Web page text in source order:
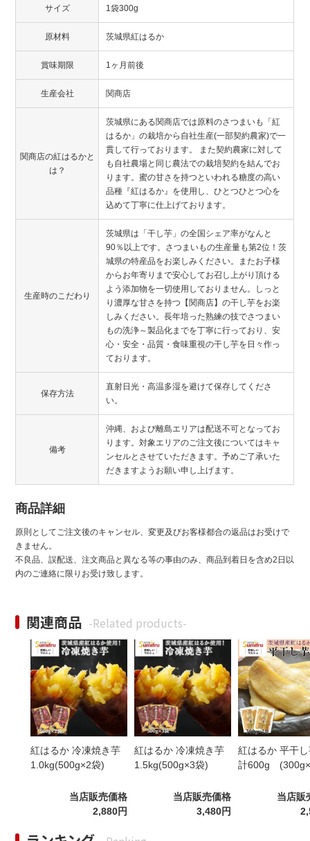
サイズ 1袋300g
原材料 茨城県紅はるか
賞味期限 1ヶ月前後
生産会社 関商店
関商店の紅はるかと
は？
茨城県にある関商店では原料のさつまいも「紅
はるか」の栽培から自社生産(一部契約農家)で一
貫して行っております。 また契約農家に対して
も自社農場と同じ農法での栽培契約を結んでお
ります。蜜の甘さを持つといわれる糖度の高い
品種『紅はるか』を使用し、ひとつひとつ心を
込めて丁寧に仕上げております。
生産時のこだわり
茨城県は「干し芋」の全国シェア率がなんと
90％以上です。さつまいもの生産量も第2位！茨
城県の特産品をお楽しみください。またお子様
からお年寄りまで安心してお召し上がり頂ける
よう添加物を一切使用しておりません。しっと
り濃厚な甘さを持つ【関商店】の干し芋をお楽
しみください。長年培った熟練の技でさつまい
もの洗浄～製品化までを丁寧に行っており、安
心・安全・品質・食味重視の干し芋を日々作っ
ております。
保存方法
直射日光・高温多湿を避けて保存してくださ
い。
備考
沖縄、および離島エリアは配送不可となってお
ります。対象エリアのご注文後についてはキャ
ンセルとさせていただきます。予めご了承いた
だきますようお願い申し上げます。
商品詳細
原則としてご注文後のキャンセル、変更及びお客様都合の返品はお受けで
きません。
不良品、誤配送、注文商品と異なる等の事由のみ、商品到着日を含め2日以
内のご連絡に限りお受け致します。
関連商品 -Related products-
紅はるか 冷凍焼き芋
1.0kg(500g×2袋)
当店販売価格
2,880円
紅はるか 冷凍焼き芋
1.5kg(500g×3袋)
当店販売価格
3,480円
紅はるか 平干
計600g
当店販